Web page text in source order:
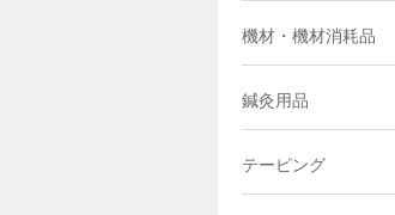
機材・機材消耗品
鍼灸用品
テーピング